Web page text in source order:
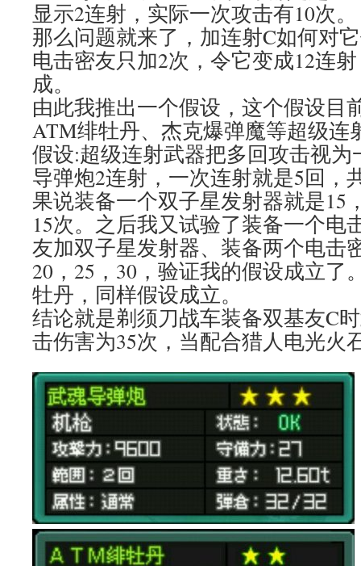
显示2连射，实际一次攻击有10次。
那么问题就来了，加连射C如何对
电击密友只加2次，令它变成12连
成。
由此我推出一个假设，这个假设目
ATM绯牡丹、杰克爆弹魔等超级连
假设:超级连射武器把多回攻击视
导弹炮2连射，一次连射就是5回，
果说装备一个双子星发射器就是15
15次。之后我又试验了装备一个电
友加双子星发射器、装备两个电击
20，25，30，验证我的假设成立了
牡丹，同样假设成立。
结论就是剃须刀战车装备双基友C
击伤害为35次，当配合猎人电光火